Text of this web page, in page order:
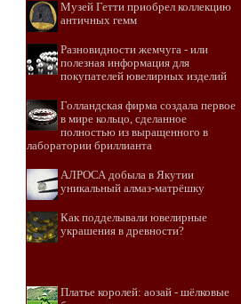
Музей Гетти приобрел коллекцию
античных гемм
Разновидности жемчуга - или
полезная информация для
покупателей ювелирных изделий
Голландская фирма создала первое
в мире кольцо, сделанное
полностью из выращенного в
лаборатории бриллианта
АЛРОСА добыла в Якутии
уникальный алмаз-матрёшку
Как подделывали ювелирные
украшения в древности?
Платье королей: аозай - шёлковые